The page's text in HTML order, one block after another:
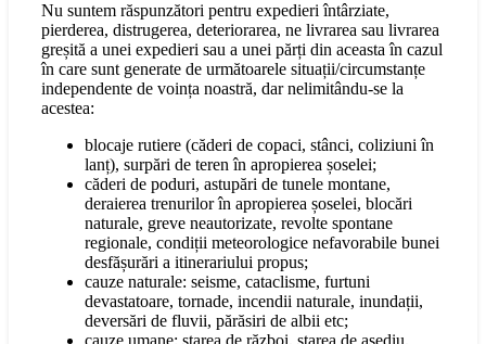
Nu suntem răspunzători pentru expedieri întârziate,
pierderea, distrugerea, deteriorarea, ne livrarea sau livrarea
greșită a unei expedieri sau a unei părți din aceasta în cazul
în care sunt generate de următoarele situații/circumstanțe
independente de voința noastră, dar nelimitându-se la
acestea:
blocaje rutiere (căderi de copaci, stânci, coliziuni în
lanț), surpări de teren în apropierea șoselei;
căderi de poduri, astupări de tunele montane,
deraierea trenurilor în apropierea șoselei, blocări
naturale, greve neautorizate, revolte spontane
regionale, condiții meteorologice nefavorabile bunei
desfășurări a itinerariului propus;
cauze naturale: seisme, cataclisme, furtuni
devastatoare, tornade, incendii naturale, inundații,
deversări de fluvii, părăsiri de albii etc;